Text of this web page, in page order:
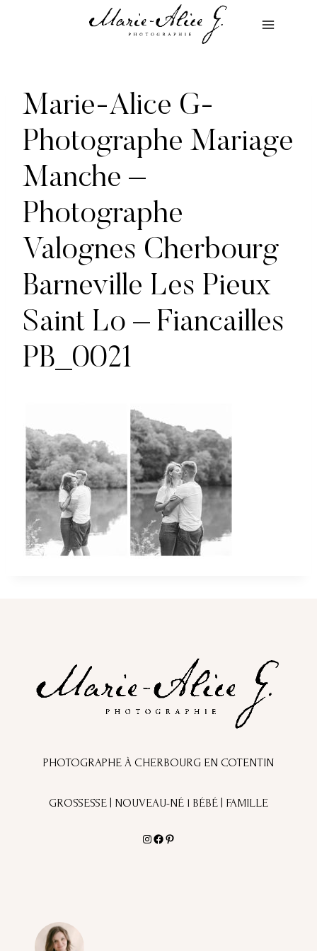
Marie-Alice G-
Photographe Mariage
Manche –
Photographe
Valognes Cherbourg
Barneville Les Pieux
Saint Lo – Fiancailles
PB_0021
PHOTOGRAPHE À CHERBOURG EN COTENTIN
GROSSESSE | NOUVEAU-NÉ l BÉBÉ | FAMILLE
Instagram
Facebook
Pinterest